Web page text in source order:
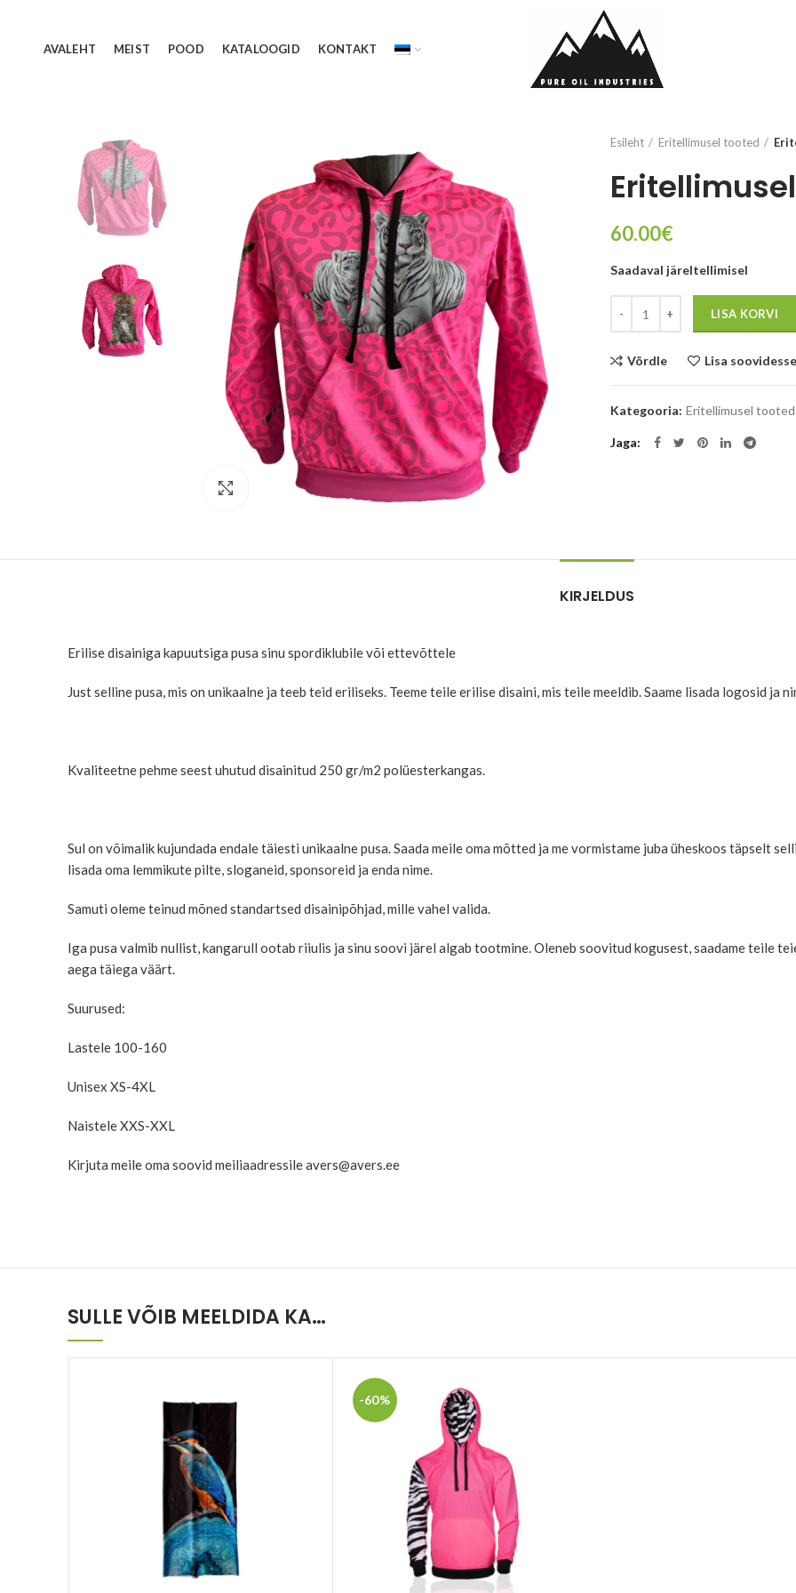
AVALEHT MEIST POOD KATALOOGID KONTAKT
Suurenda
Esileht Eritellimusel tooted
60.00€
Saadaval järeltellimisel
LISA KORVI
Võrdle Lisa soovidesse
Kategooria: Eritellimusel tooted
Jaga
KIRJELDUS
Erilise disainiga kapuutsiga pusa sinu spordiklubile või ettevõttele
Just selline pusa, mis on unikaalne ja teeb teid eriliseks. Teeme teile erilise disaini, mis teile meeldib. Saame lisada logosid ja
Kvaliteetne pehme seest uhutud disainitud 250 gr/m2 polüesterkangas.
Sul on võimalik kujundada endale täiesti unikaalne pusa. Saada meile oma mõtted ja me vormistame juba üheskoos täpselt
lisada oma lemmikute pilte, sloganeid, sponsoreid ja enda nime.
Samuti oleme teinud mõned standartsed disainipõhjad, mille vahel valida.
Iga pusa valmib nullist, kangarull ootab riiulis ja sinu soovi järel algab tootmine. Oleneb soovitud kogusest, saadame teile
aega täiega väärt.
Suurused:
Lastele 100-160
Unisex XS-4XL
Naistele XXS-XXL
Kirjuta meile oma soovid meiliaadressile avers@avers.ee
SULLE VÕIB MEELDIDA KA…
-60%